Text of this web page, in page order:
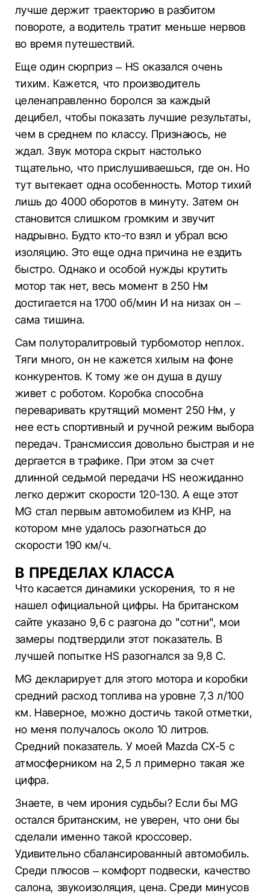
лучше держит траекторию в разбитом
повороте, а водитель тратит меньше нервов
во время путешествий.
Еще один сюрприз – HS оказался очень
тихим. Кажется, что производитель
целенаправленно боролся за каждый
децибел, чтобы показать лучшие результаты,
чем в среднем по классу. Признаюсь, не
ждал. Звук мотора скрыт настолько
тщательно, что прислушиваешься, где он. Но
тут вытекает одна особенность. Мотор тихий
лишь до 4000 оборотов в минуту. Затем он
становится слишком громким и звучит
надрывно. Будто кто-то взял и убрал всю
изоляцию. Это еще одна причина не ездить
быстро. Однако и особой нужды крутить
мотор так нет, весь момент в 250 Нм
достигается на 1700 об/мин И на низах он –
сама тишина.
Сам полуторалитровый турбомотор неплох.
Тяги много, он не кажется хилым на фоне
конкурентов. К тому же он душа в душу
живет с роботом. Коробка способна
переваривать крутящий момент 250 Нм, у
нее есть спортивный и ручной режим выбора
передач. Трансмиссия довольно быстрая и не
дергается в трафике. При этом за счет
длинной седьмой передачи HS неожиданно
легко держит скорости 120-130. А еще этот
MG стал первым автомобилем из КНР, на
котором мне удалось разогнаться до
скорости 190 км/ч.
В ПРЕДЕЛАХ КЛАССА
Что касается динамики ускорения, то я не
нашел официальной цифры. На британском
сайте указано 9,6 с разгона до "сотни", мои
замеры подтвердили этот показатель. В
лучшей попытке HS разогнался за 9,8 С.
MG декларирует для этого мотора и коробки
средний расход топлива на уровне 7,3 л/100
км. Наверное, можно достичь такой отметки,
но меня получалось около 10 литров.
Средний показатель. У моей Mazda CX-5 с
атмосферником на 2,5 л примерно такая же
цифра.
Знаете, в чем ирония судьбы? Если бы MG
остался британским, не уверен, что они бы
сделали именно такой кроссовер.
Удивительно сбалансированный автомобиль.
Среди плюсов – комфорт подвески, качество
салона, звукоизоляция, цена. Среди минусов